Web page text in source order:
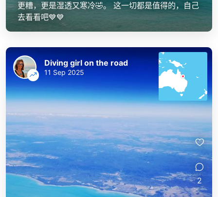
更糟，更是湿透又寒冷🤣。 这一切都是值得的，自己
去看看吧💙💙
Diving girl on the road
11 Sep 2025
2